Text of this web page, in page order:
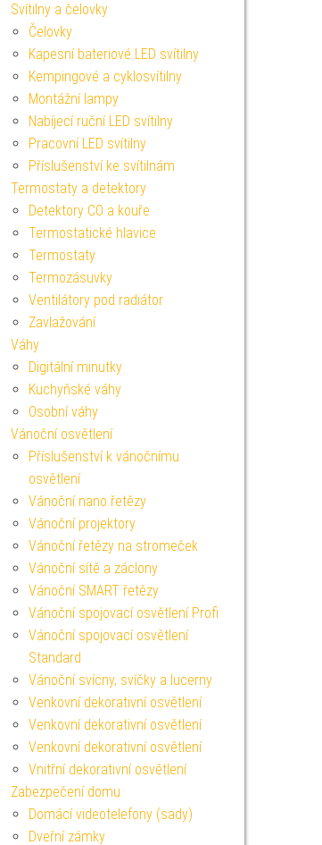
Svítilny a čelovky
Čelovky
Kapesní bateriové LED svítilny
Kempingové a cyklosvítilny
Montážní lampy
Nabíjecí ruční LED svítilny
Pracovní LED svítilny
Příslušenství ke svítilnám
Termostaty a detektory
Detektory CO a kouře
Termostatické hlavice
Termostaty
Termozásuvky
Ventilátory pod radiátor
Zavlažování
Váhy
Digitální minutky
Kuchyňské váhy
Osobní váhy
Vánoční osvětlení
Příslušenství k vánočnímu
osvětlení
Vánoční nano řetězy
Vánoční projektory
Vánoční řetězy na stromeček
Vánoční sítě a záclony
Vánoční SMART řetězy
Vánoční spojovací osvětlení Profi
Vánoční spojovací osvětlení
Standard
Vánoční svícny, svíčky a lucerny
Venkovní dekorativní osvětlení
Venkovní dekorativní osvětlení
Venkovní dekorativní osvětlení
Vnitřní dekorativní osvětlení
Zabezpečení domu
Domácí videotelefony (sady)
Dveřní zámky